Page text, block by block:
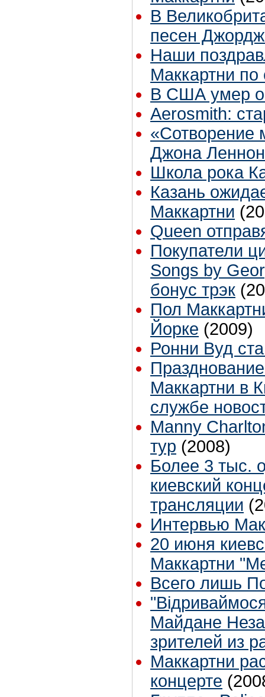
В
песен
Наши
Маккартни
В США умер
Aerosmith:
«Сотворение
Джона
Школа рока
Казань
Маккартни
Queen
Покупатели
Songs by
бонус трэк
Пол
Йорке (2009)
Ронни Вуд
Маккартни в
службе
Manny
тур (2008)
Более 3 тыс.
киевский
трансляции
Интервью
20 июня
Маккартни
Всего лишь
Майдане
зрителей из
Маккартни
концерте